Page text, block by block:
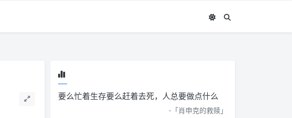
要么忙着生存要么赶着去死，人总要做点什么
-「肖申克的救赎 」